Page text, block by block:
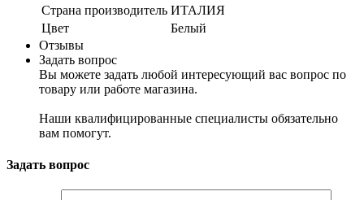
Страна производитель ИТАЛИЯ
Цвет
Белый
Отзывы
Задать вопрос
Вы можете задать любой интересующий вас вопрос по
товару или работе магазина.
Наши квалифицированные специалисты обязательно
вам помогут.
Задать вопрос